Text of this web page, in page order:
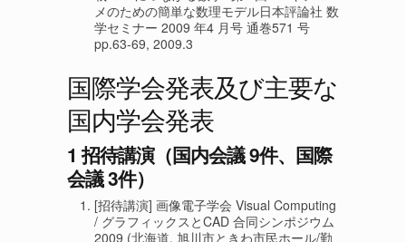
メのための簡単な数理モデル日本評論社 数
学セミナー 2009 年4 月号 通巻571 号
pp.63-69, 2009.3
国際学会発表及び主要な
国内学会発表
1 招待講演（国内会議 9件、国際
会議 3件）
[招待講演] 画像電子学会 Visual Computing
/ グラフィックスとCAD 合同シンポジウム
2009 (北海道, 旭川市ときわ市民ホール/勤